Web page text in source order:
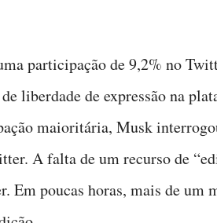
participação de 9,2% no
liberdade de expressão na
maioritária, Musk
A falta de um recurso de
Em poucas horas, mais de um